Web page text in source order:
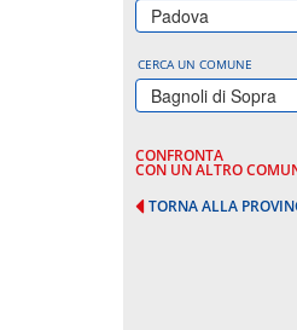
Padova
CERCA UN COMUNE
Bagnoli di Sopra
CONFRONTA
CON UN ALTRO
TORNA ALLA